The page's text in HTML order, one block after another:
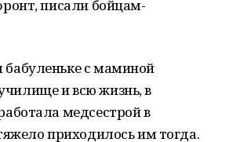
писали бойцам-
с маминой
и всю жизнь, в
медсестрой в
приходилось им тогда.